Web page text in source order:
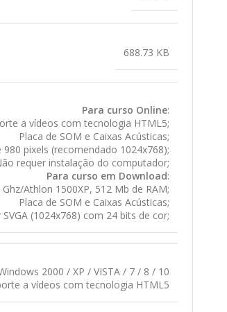
688.73 KB
Para curso Online:
a vídeos com tecnologia HTML5;
Placa de SOM e Caixas Acústicas;
pixels (recomendado 1024x768);
requer instalação do computador;
Para curso em Download:
Athlon 1500XP, 512 Mb de RAM;
Placa de SOM e Caixas Acústicas;
(1024x768) com 24 bits de cor;
2000 / XP / VISTA / 7 / 8 / 10
a vídeos com tecnologia HTML5